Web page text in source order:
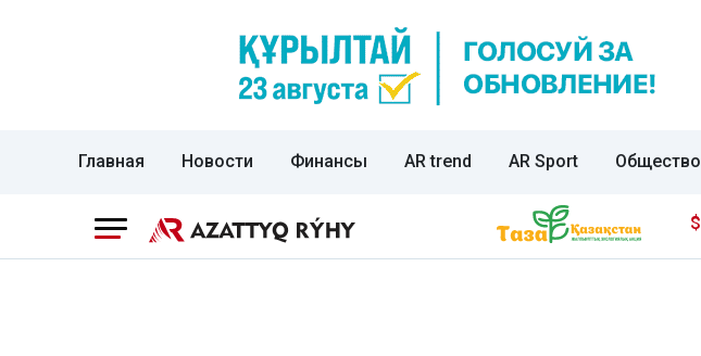
Главная Новости Финансы AR trend AR Sport Общество
$